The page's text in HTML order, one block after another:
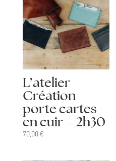
L’atelier
Création
porte cartes
en cuir – 2h30
70,00€